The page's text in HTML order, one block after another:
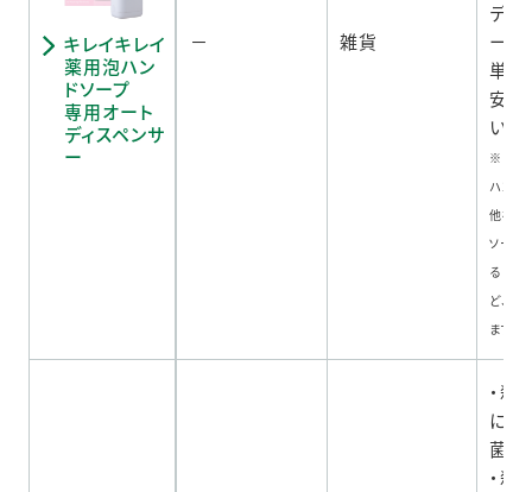
キレイキレイ
薬用泡ハン
ドソープ
専用オート
ディスペンサ
ー
－ 雑貨
ディ
ー。
単に
安心
いが
※キレ
ハンド
他社製
ソープ
ると泡
ど、故
ます。
・殺
にと
菌
・殺